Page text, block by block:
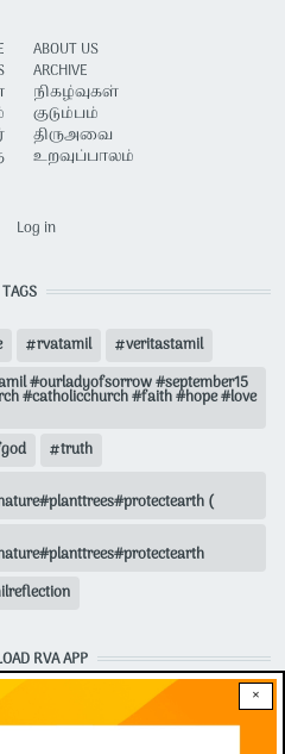
×
ABOUT US
ARCHIVE
நிகழ்வுகள்
குடும்பம்
திருஅவை
உறவுப்பாலம்
Log in
TAGS
rvatamil
veritastamil
#ourladyofsorrow #september15
#catholicchurch #faith #hope #love
truth
(
RVA APP